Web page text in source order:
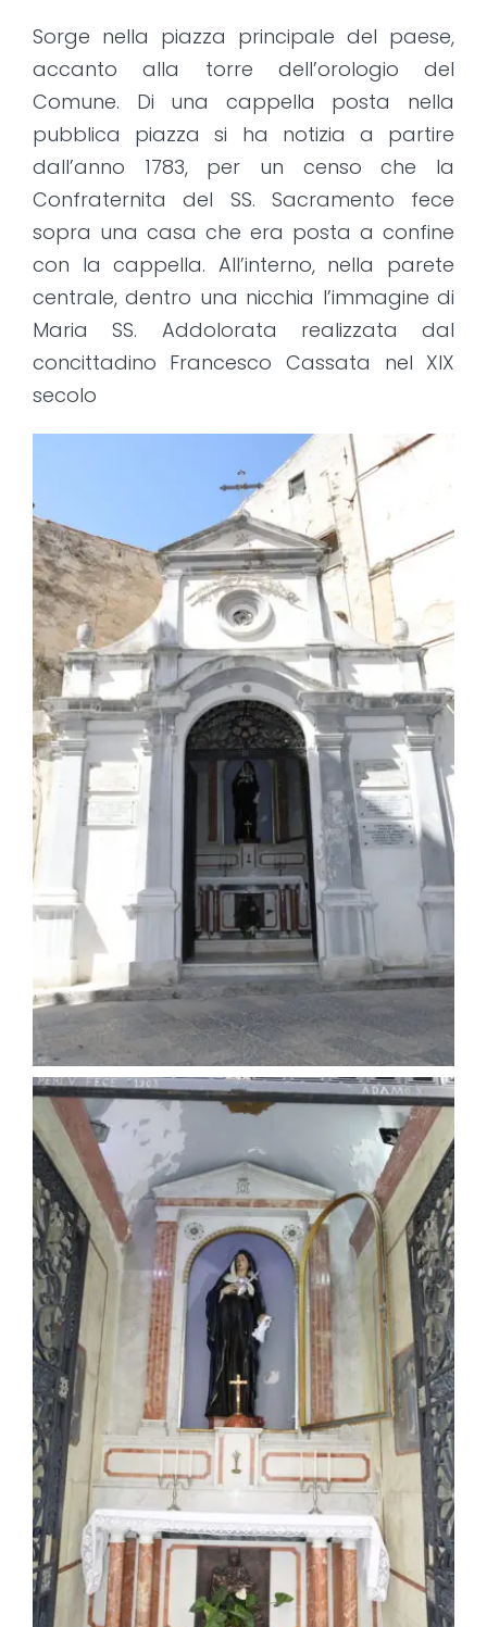
Sorge nella piazza principale del paese,
accanto alla torre dell’orologio del
Comune. Di una cappella posta nella
pubblica piazza si ha notizia a partire
dall’anno 1783, per un censo che la
Confraternita del SS. Sacramento fece
sopra una casa che era posta a confine
con la cappella. All’interno, nella parete
centrale, dentro una nicchia l’immagine di
Maria SS. Addolorata realizzata dal
concittadino Francesco Cassata nel XIX
secolo